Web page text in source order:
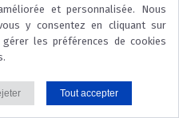
et personnalisée. Nous
y consentez en cliquant sur
les préférences de cookies
Tout accepter